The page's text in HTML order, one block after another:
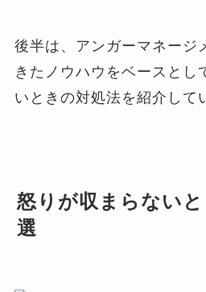
後半は、アンガーマネージ
きたノウハウをベースとし
いときの対処法を紹介して
怒りが収まらない
選